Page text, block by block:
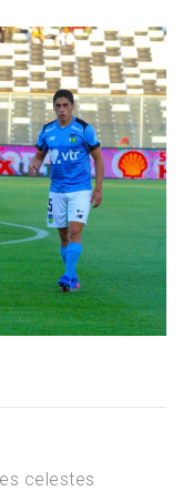
celestes